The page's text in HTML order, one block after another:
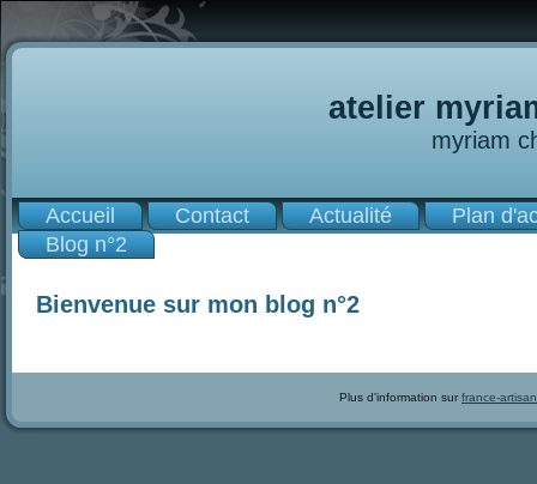
atelier
myriam
Accueil Contact Actualité
Plan
Blog n°2
Bienvenue sur mon blog n°2
Plus d'information sur france-